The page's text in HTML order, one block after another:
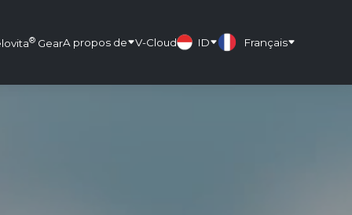
® GearA propos de V-Cloud ID Français